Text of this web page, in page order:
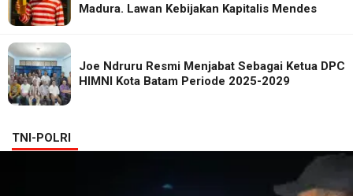
Madura. Lawan Kebijakan Kapitalis Mendes
Joe Ndruru Resmi Menjabat Sebagai Ketua DPC
HIMNI Kota Batam Periode 2025-2029
TNI-POLRI